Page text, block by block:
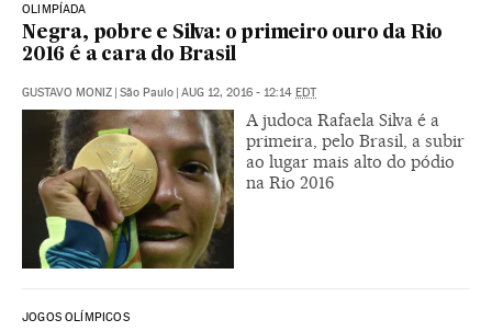
OLIMPÍADA
Negra, pobre e Silva: o primeiro ouro da Rio
2016 é a cara do Brasil
GUSTAVO MONIZ São Paulo AUG 12, 2016 - 12:14 EDT
A judoca Rafaela Silva é a
primeira, pelo Brasil, a subir
ao lugar mais alto do pódio
na Rio 2016
JOGOS OLÍMPICOS